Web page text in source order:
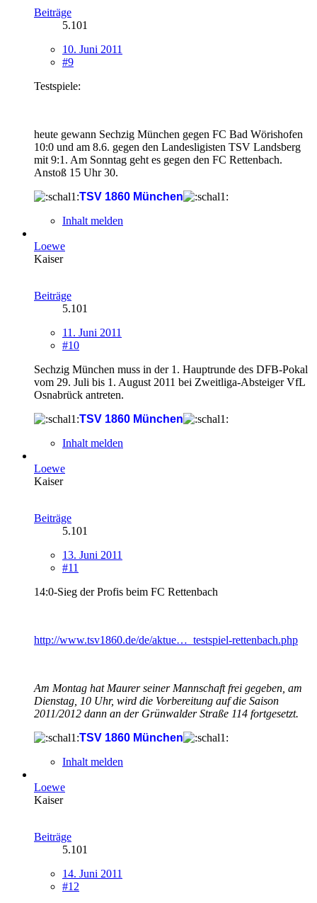
Beiträge
5.101
10. Juni 2011
#9
Testspiele:
heute gewann Sechzig München gegen FC Bad Wörishofen
10:0 und am 8.6. gegen den Landesligisten TSV Landsberg
mit 9:1. Am Sonntag geht es gegen den FC Rettenbach.
Anstoß 15 Uhr 30.
TSV 1860 München
Inhalt melden
Loewe
Kaiser
Beiträge
5.101
11. Juni 2011
#10
Sechzig München muss in der 1. Hauptrunde des DFB-Pokal
vom 29. Juli bis 1. August 2011 bei Zweitliga-Absteiger VfL
Osnabrück antreten.
TSV 1860 München
Inhalt melden
Loewe
Kaiser
Beiträge
5.101
13. Juni 2011
#11
14:0-Sieg der Profis beim FC Rettenbach
http://www.tsv1860.de/de/aktue…_testspiel-rettenbach.php
Am Montag hat Maurer seiner Mannschaft frei gegeben, am
Dienstag, 10 Uhr, wird die Vorbereitung auf die Saison
2011/2012 dann an der Grünwalder Straße 114 fortgesetzt.
TSV 1860 München
Inhalt melden
Loewe
Kaiser
Beiträge
5.101
14. Juni 2011
#12